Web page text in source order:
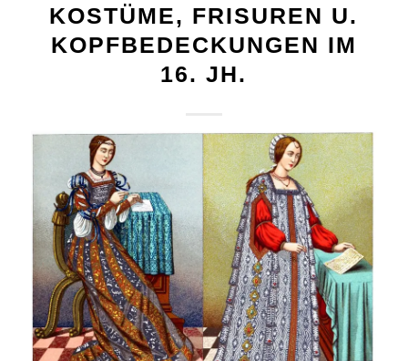
KOSTÜME, FRISUREN U.
KOPFBEDECKUNGEN IM
16. JH.